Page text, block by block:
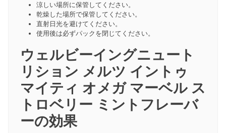
涼しい場所に保管してください。
乾燥した場所で保管してください。
直射日光を避けてください。
使用後は必ずパックを閉じてください。
ウェルビーイングニュート
リション メルツ イントゥ
マイティ オメガ マーベル ス
トロベリー ミントフレーバ
ーの効果